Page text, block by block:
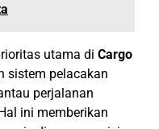
utama di Cargo
sistem pelacakan
perjalanan
ini memberikan